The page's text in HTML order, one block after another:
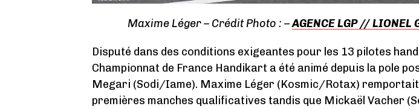
Maxime Léger – Crédit Photo : –AGENCE LGP // LIONEL
Disputé dans des conditions exigeantes pour les 13 pilotes
Championnat de France Handikart a été animé depuis la pole
Megari (Sodi/Iame). Maxime Léger (Kosmic/Rotax) remportait
premières manches qualificatives tandis que Mickaël Vacher